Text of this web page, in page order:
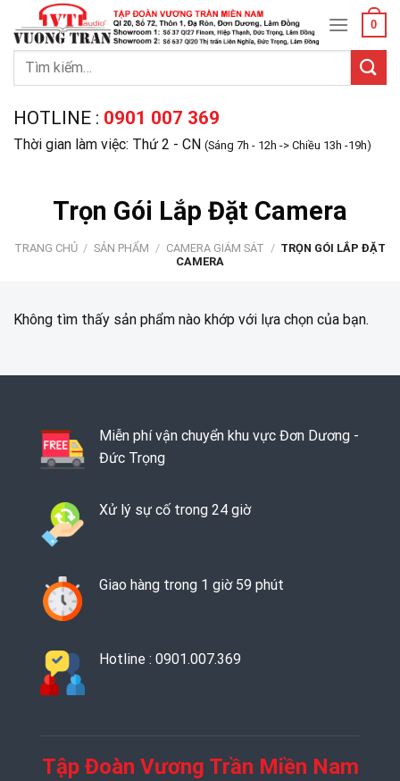
content
0
Tìm
HOTLINE : 0901 007 369
Thời gian làm việc: Thứ 2 - CN (Sáng 7h - 12h -> Chiều 13h -19h)
Trọn Gói Lắp Đặt Camera
TRANG CHỦ / SẢN PHẨM / CAMERA GIÁM SÁT / TRỌN GÓI LẮP ĐẶT
CAMERA
Không tìm thấy sản phẩm nào khớp với lựa chọn của bạn.
Miễn phí vận chuyển khu vực Đơn Dương -
Đức Trọng
Xử lý sự cố trong 24 giờ
Giao hàng trong 1 giờ 59 phút
Hotline : 0901.007.369
Tập Đoàn Vương Trần Miền Nam